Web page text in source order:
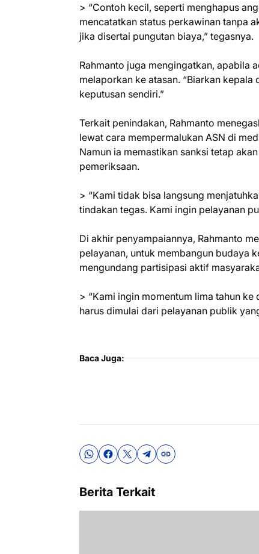
> “Contoh kecil, seperti menghapus
mencatatkan status perkawinan tanpa
jika disertai pungutan biaya,” tegasnya.
Rahmanto juga mengingatkan, apabila
melaporkan ke atasan. “Biarkan
keputusan sendiri.”
Terkait penindakan, Rahmanto
lewat cara mempermalukan ASN di
Namun ia memastikan sanksi tetap
pemeriksaan.
> “Kami tidak bisa langsung
tindakan tegas. Kami ingin pelayanan
Di akhir penyampaiannya, Rahmanto
pelayanan, untuk membangun budaya
mengundang partisipasi aktif
> “Kami ingin momentum lima tahun
harus dimulai dari pelayanan publik
Baca Juga:
Berita Terkait